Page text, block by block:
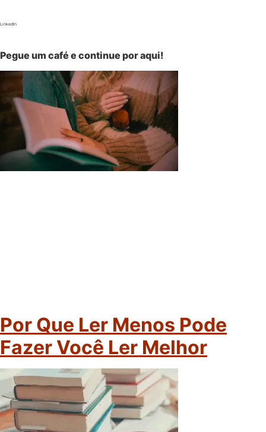
LinkedIn
Pegue um café e continue por aqui!
Por Que Ler Menos Pode
Fazer Você Ler Melhor